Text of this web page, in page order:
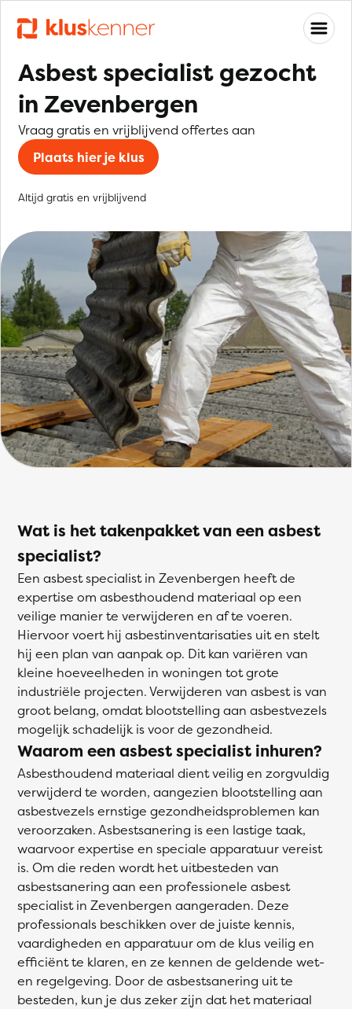
Asbest specialist gezocht
in Zevenbergen
Vraag gratis en vrijblijvend offertes aan
Plaats hier je klus
Altijd gratis en vrijblijvend
Wat is het takenpakket van een asbest
specialist?
Een asbest specialist in Zevenbergen heeft de
expertise om asbesthoudend materiaal op een
veilige manier te verwijderen en af te voeren.
Hiervoor voert hij asbestinventarisaties uit en stelt
hij een plan van aanpak op. Dit kan variëren van
kleine hoeveelheden in woningen tot grote
industriële projecten. Verwijderen van asbest is van
groot belang, omdat blootstelling aan asbestvezels
mogelijk schadelijk is voor de gezondheid.
Waarom een asbest specialist inhuren?
Asbesthoudend materiaal dient veilig en zorgvuldig
verwijderd te worden, aangezien blootstelling aan
asbestvezels ernstige gezondheidsproblemen kan
veroorzaken. Asbestsanering is een lastige taak,
waarvoor expertise en speciale apparatuur vereist
is. Om die reden wordt het uitbesteden van
asbestsanering aan een professionele asbest
specialist in Zevenbergen aangeraden. Deze
professionals beschikken over de juiste kennis,
vaardigheden en apparatuur om de klus veilig en
efficiënt te klaren, en ze kennen de geldende wet-
en regelgeving. Door de asbestsanering uit te
besteden, kun je dus zeker zijn dat het materiaal